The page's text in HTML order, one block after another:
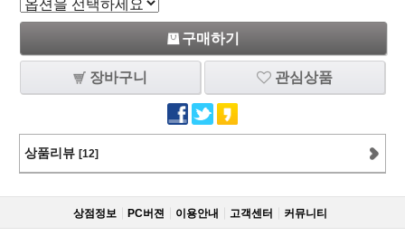
구매하기
장바구니 관심상품
상품리뷰 [12]
상점정보 PC버젼 이용안내 고객센터 커뮤니티